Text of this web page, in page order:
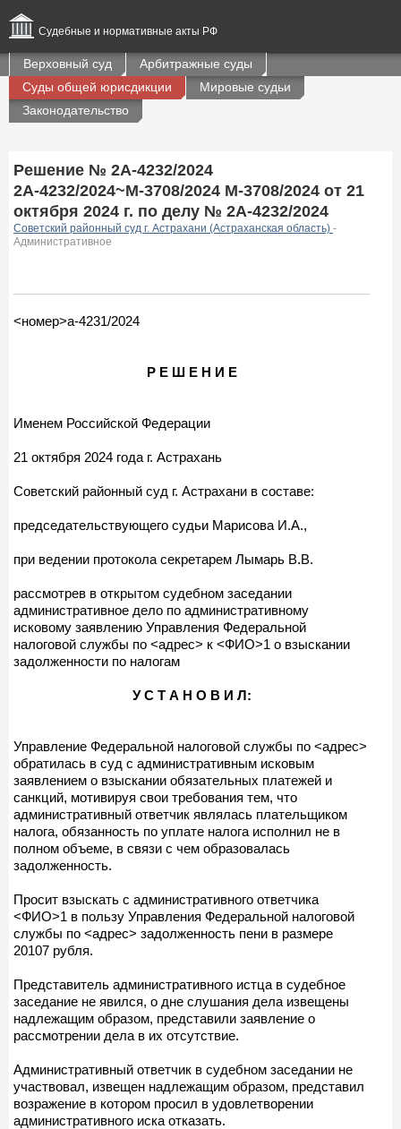
Судебные и нормативные акты РФ
Верховный суд
Арбитражные суды
Суды общей юрисдикции
Мировые судьи
Законодательство
Решение № 2А-4232/2024
2А-4232/2024~М-3708/2024 М-3708/2024 от 21
октября 2024 г. по делу № 2А-4232/2024
Советский районный суд г. Астрахани (Астраханская область) -
Административное
<номер>а-4231/2024
Р Е Ш Е Н И Е
Именем Российской Федерации
21 октября 2024 года г. Астрахань
Советский районный суд г. Астрахани в составе:
председательствующего судьи Марисова И.А.,
при ведении протокола секретарем Лымарь В.В.
рассмотрев в открытом судебном заседании
административное дело по административному
исковому заявлению Управления Федеральной
налоговой службы по <адрес> к <ФИО>1 о взыскании
задолженности по налогам
У С Т А Н О В И Л:
Управление Федеральной налоговой службы по <адрес>
обратилась в суд с административным исковым
заявлением о взыскании обязательных платежей и
санкций, мотивируя свои требования тем, что
административный ответчик являлась плательщиком
налога, обязанность по уплате налога исполнил не в
полном объеме, в связи с чем образовалась
задолженность.
Просит взыскать с административного ответчика
<ФИО>1 в пользу Управления Федеральной налоговой
службы по <адрес> задолженность пени в размере
20107 рубля.
Представитель административного истца в судебное
заседание не явился, о дне слушания дела извещены
надлежащим образом, представили заявление о
рассмотрении дела в их отсутствие.
Административный ответчик в судебном заседании не
участвовал, извещен надлежащим образом, представил
возражение в котором просил в удовлетворении
административного иска отказать.